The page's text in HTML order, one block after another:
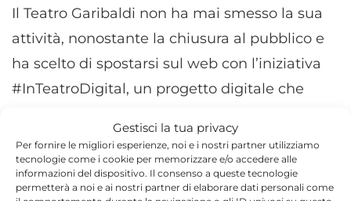
Gestisci la tua privacy
Per fornire le migliori esperienze, noi e i nostri partner utilizziamo
tecnologie come i cookie per memorizzare e/o accedere alle
informazioni del dispositivo. Il consenso a queste tecnologie
permetterà a noi e ai nostri partner di elaborare dati personali come
Il Teatro Garibaldi non ha mai smesso la sua
attività, nonostante la chiusura al pubblico e
ha scelto di spostarsi sul web con l’iniziativa
#InTeatroDigital, un progetto digitale che
pagina social del teatro degli spettacoli andati
in scena in estate all’interno della rassegna
InTeatroAperto e registrati dall’emittente